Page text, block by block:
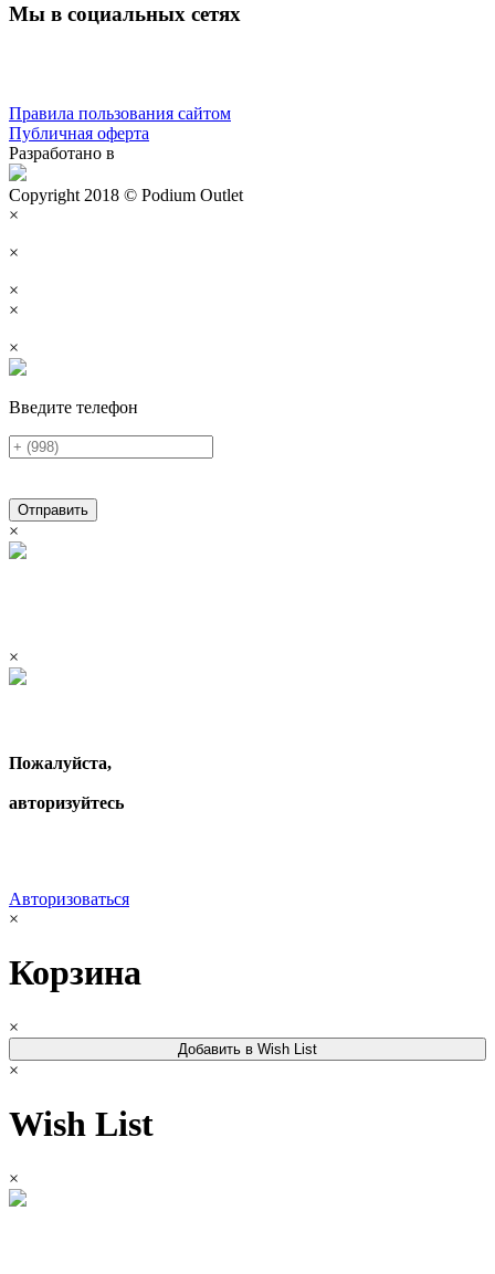
Мы в социальных сетях
Правила пользования сайтом
Публичная оферта
Разработано в
Copyright 2018 © Podium Outlet
×
×
×
×
×
Введите телефон
Отправить
×
×
Пожалуйста,
авторизуйтесь
Авторизоваться
×
Корзина
×
Добавить в Wish List
×
Wish List
×